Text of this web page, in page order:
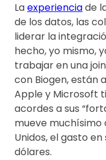
Laexperienciade
de los datos, las
liderar la
hecho, yo mismo,
trabajar en una
con Biogen, están
Apple y Microsoft
acordes a sus
mueve muchísimo
Unidos, el gasto
dólares.